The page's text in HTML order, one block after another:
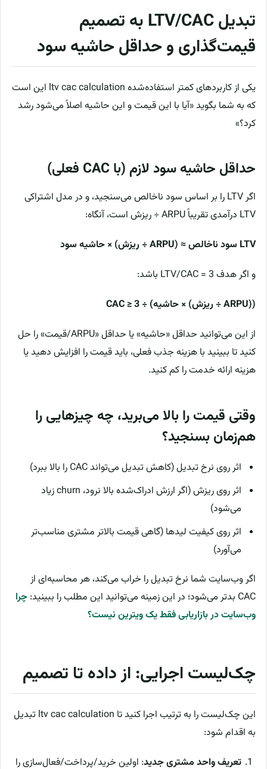
تبدیل LTV/CAC به تصمیم
قیمت‌گذاری و حداقل حاشیه سود
یکی از کاربردهای کمتر استفاده‌شده ltv cac calculation این است
که به شما بگوید «آیا با این قیمت و این حاشیه اصلاً می‌شود رشد
کرد؟»
حداقل حاشیه سود لازم (با CAC فعلی)
اگر LTV را بر اساس سود ناخالص می‌سنجید، و در مدل اشتراکی
LTV درآمدی تقریباً ARPU ÷ ریزش است، آنگاه:
LTV سود ناخالص ≈ (ARPU ÷ ریزش) × حاشیه سود
و اگر هدف LTV/CAC = 3 باشد:
((ARPU ÷ ریزش) × حاشیه) ÷ CAC ≥ 3
از این می‌توانید حداقل «حاشیه» یا حداقل «ARPU/قیمت» را حل
کنید تا ببینید با هزینه جذب فعلی، باید قیمت را افزایش دهید یا
هزینه ارائه خدمت را کم کنید.
وقتی قیمت را بالا می‌برید، چه چیزهایی را
هم‌زمان بسنجید؟
اثر روی نرخ تبدیل (کاهش تبدیل می‌تواند CAC را بالا ببرد)
اثر روی ریزش (اگر ارزش ادراک‌شده بالا نرود، churn زیاد
می‌شود)
اثر روی کیفیت لیدها (گاهی قیمت بالاتر مشتری مناسب‌تر
می‌آورد)
اگر وب‌سایت شما نرخ تبدیل را خراب می‌کند، هر محاسبه‌ای از
CAC بدتر می‌شود؛ در این زمینه می‌توانید این مطلب را ببینید:
چرا
وب‌سایت در بازاریابی فقط یک ویترین نیست؟
چک‌لیست اجرایی: از داده تا تصمیم
این چک‌لیست را به ترتیب اجرا کنید تا ltv cac calculation تبدیل
به اقدام شود:
تعریف واحد مشتری جدید: اولین خرید/پرداخت/فعال‌سازی را